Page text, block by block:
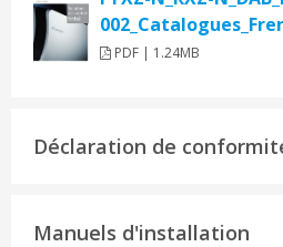
PDF | 1.24MB
Déclaration de
Manuels d'installation